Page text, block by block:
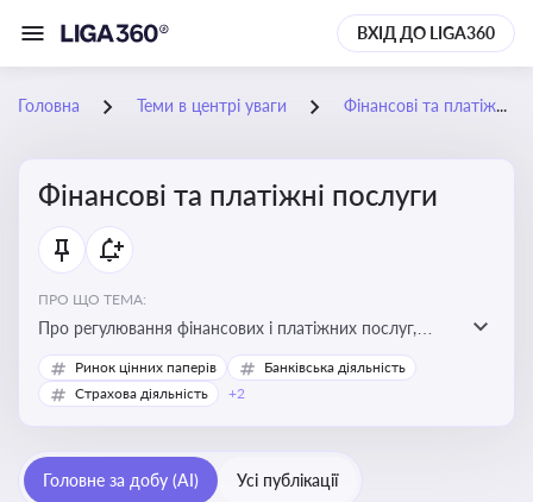
ВХІД ДО LIGA360
Головна Теми в центрі уваги Фінансові та платіжні послуги
Фінансові та платіжні послуги
ПРО ЩО ТЕМА:
Про регулювання фінансових і платіжних послуг,
управління коштами, приймання платежів та
дотримання ліцензійних вимог
Ринок цінних паперів
Банківська діяльність
Страхова діяльність
+2
Головне за добу (AI) Усі публікації